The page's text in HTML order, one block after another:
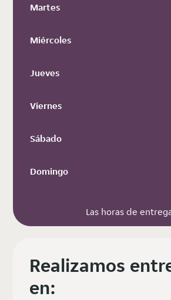
Martes
Miércoles
Jueves
Viernes
Sábado
Domingo
Las horas de
Realizamos
en: